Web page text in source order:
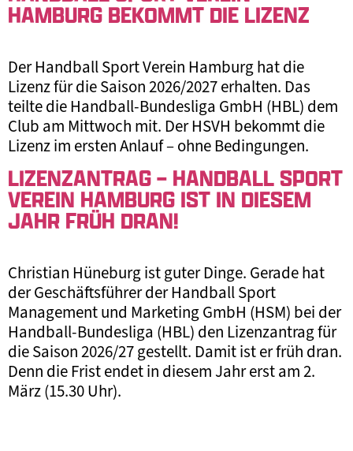
HAMBURG BEKOMMT DIE LIZENZ
Der Handball Sport Verein Hamburg hat die
Lizenz für die Saison 2026/2027 erhalten. Das
teilte die Handball-Bundesliga GmbH (HBL) dem
Club am Mittwoch mit. Der HSVH bekommt die
Lizenz im ersten Anlauf – ohne Bedingungen.
LIZENZANTRAG – HANDBALL SPORT
VEREIN HAMBURG IST IN DIESEM
JAHR FRÜH DRAN!
Christian Hüneburg ist guter Dinge. Gerade hat
der Geschäftsführer der Handball Sport
Management und Marketing GmbH (HSM) bei der
Handball-Bundesliga (HBL) den Lizenzantrag für
die Saison 2026/27 gestellt. Damit ist er früh dran.
Denn die Frist endet in diesem Jahr erst am 2.
März (15.30 Uhr).